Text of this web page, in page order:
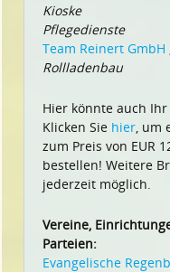
Kioske
Pflegedienste
Team Reinert GmbH
Rollladenbau
Hier könnte auch
Klicken Sie hier, um
zum Preis von EUR
bestellen! Weitere
jederzeit möglich.
Vereine,
Parteien:
Evangelische